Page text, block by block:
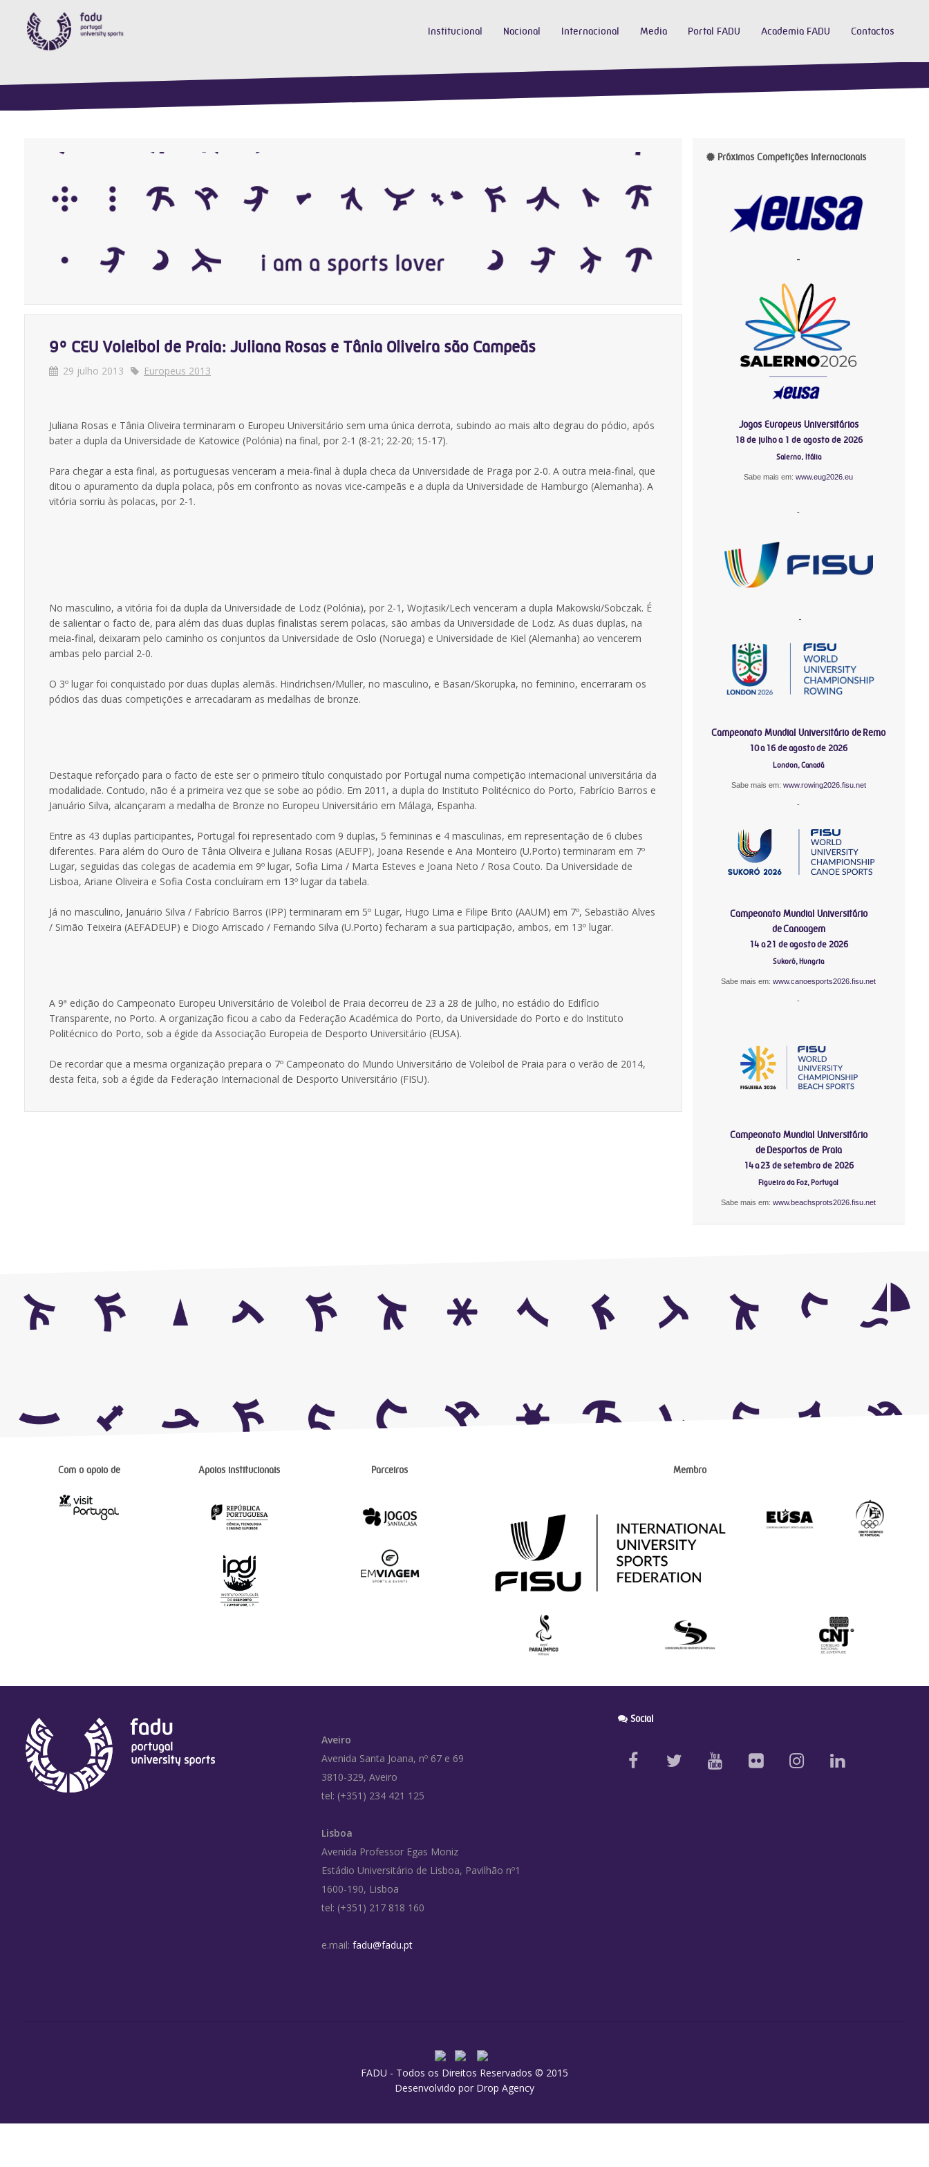
Institucional Nacional Internacional Media Portal FADU Academia FADU Contactos
9º CEU Voleibol de Praia: Juliana Rosas e Tânia Oliveira são Campeãs
29 julho 2013 Europeus 2013
Juliana Rosas e Tânia Oliveira terminaram o Europeu Universitário sem uma única derrota, subindo ao mais alto degrau do pódio, após
bater a dupla da Universidade de Katowice (Polónia) na final, por 2-1 (8-21; 22-20; 15-17).
Para chegar a esta final, as portuguesas venceram a meia-final à dupla checa da Universidade de Praga por 2-0. A outra meia-final, que
ditou o apuramento da dupla polaca, pôs em confronto as novas vice-campeãs e a dupla da Universidade de Hamburgo (Alemanha). A
vitória sorriu às polacas, por 2-1.
No masculino, a vitória foi da dupla da Universidade de Lodz (Polónia), por 2-1, Wojtasik/Lech venceram a dupla Makowski/Sobczak. É
de salientar o facto de, para além das duas duplas finalistas serem polacas, são ambas da Universidade de Lodz. As duas duplas, na
meia-final, deixaram pelo caminho os conjuntos da Universidade de Oslo (Noruega) e Universidade de Kiel (Alemanha) ao vencerem
ambas pelo parcial 2-0.
O 3º lugar foi conquistado por duas duplas alemãs. Hindrichsen/Muller, no masculino, e Basan/Skorupka, no feminino, encerraram os
pódios das duas competições e arrecadaram as medalhas de bronze.
Destaque reforçado para o facto de este ser o primeiro título conquistado por Portugal numa competição internacional universitária da
modalidade. Contudo, não é a primeira vez que se sobe ao pódio. Em 2011, a dupla do Instituto Politécnico do Porto, Fabrício Barros e
Januário Silva, alcançaram a medalha de Bronze no Europeu Universitário em Málaga, Espanha.
Entre as 43 duplas participantes, Portugal foi representado com 9 duplas, 5 femininas e 4 masculinas, em representação de 6 clubes
diferentes. Para além do Ouro de Tânia Oliveira e Juliana Rosas (AEUFP), Joana Resende e Ana Monteiro (U.Porto) terminaram em 7º
Lugar, seguidas das colegas de academia em 9º lugar, Sofia Lima / Marta Esteves e Joana Neto / Rosa Couto. Da Universidade de
Lisboa, Ariane Oliveira e Sofia Costa concluíram em 13º lugar da tabela.
Já no masculino, Januário Silva / Fabrício Barros (IPP) terminaram em 5º Lugar, Hugo Lima e Filipe Brito (AAUM) em 7º, Sebastião Alves
/ Simão Teixeira (AEFADEUP) e Diogo Arriscado / Fernando Silva (U.Porto) fecharam a sua participação, ambos, em 13º lugar.
A 9ª edição do Campeonato Europeu Universitário de Voleibol de Praia decorreu de 23 a 28 de julho, no estádio do Edifício
Transparente, no Porto. A organização ficou a cabo da Federação Académica do Porto, da Universidade do Porto e do Instituto
Politécnico do Porto, sob a égide da Associação Europeia de Desporto Universitário (EUSA).
De recordar que a mesma organização prepara o 7º Campeonato do Mundo Universitário de Voleibol de Praia para o verão de 2014,
desta feita, sob a égide da Federação Internacional de Desporto Universitário (FISU).
Próximas Competições Internacionais
-
Jogos Europeus Universitários
18 de julho a 1 de agosto de 2026
Salerno, Itália
Sabe mais em:www.eug2026.eu
-
-
Campeonato Mundial Universitário de Remo
10 a 16 de agosto de 2026
London, Canadá
Sabe mais em: www.rowing2026.fisu.net
-
Campeonato Mundial Universitário
de Canoagem
14 a 21 de agosto de 2026
Sukoró, Hungria
Sabe mais em:www.canoesports2026.fisu.net
-
Campeonato Mundial Universitário
de Desportos de Praia
14 a 23 de setembro de 2026
Figueira da Foz, Portugal
Sabe mais em:www.beachsprots2026.fisu.net
Com o apoio de Apoios institucionais Parceiros Membro
Aveiro
Avenida Santa Joana, nº 67 e 69
3810-329, Aveiro
tel: (+351) 234 421 125
Lisboa
Avenida Professor Egas Moniz
Estádio Universitário de Lisboa, Pavilhão nº1
1600-190, Lisboa
tel: (+351) 217 818 160
e.mail: fadu@fadu.pt
Social
FADU - Todos os Direitos Reservados © 2015
Desenvolvido por Drop Agency